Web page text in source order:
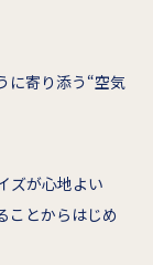
に寄り添う“空気
ズが心地よい
ことからはじめ